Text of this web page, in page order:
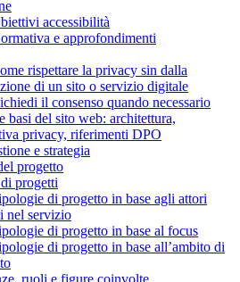
accessibilità
e approfondimenti
rispettare la privacy sin dalla
di un sito o servizio digitale
il consenso quando necessario
basi del sito web: architettura,
privacy, riferimenti DPO
e strategia
progetto
progetti
di progetto in base agli attori
nel servizio
di progetto in base al focus
di progetto in base all’ambito di
ruoli e figure coinvolte